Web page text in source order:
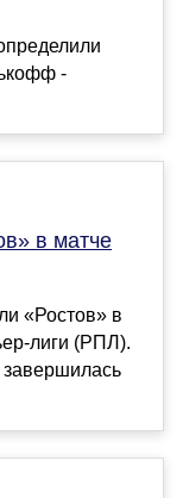
-
в матче
«Ростов» в
лиги (РПЛ).